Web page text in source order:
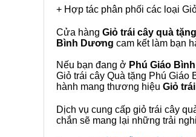
+ Hợp tác phân phối các loại
Cửa hàng Giỏ trái cây quà
Bình Dương cam kết làm bạn
Nếu bạn đang ở Phú Giáo
Giỏ trái cây Quà tặng Phú Giáo
hành mang thương hiệu Giỏ
Dịch vụ cung cấp giỏ trái cây
chắn sẽ mang lại những trải